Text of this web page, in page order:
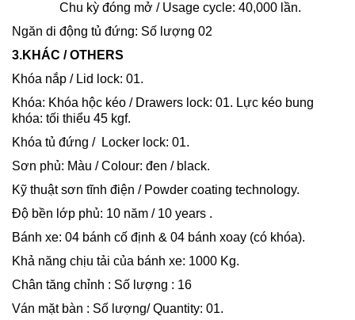
Chu kỳ đóng mở / Usage cycle: 40,000 lần.
Ngăn di động tủ đứng: Số lượng 02
3.KHÁC / OTHERS
Khóa nắp / Lid lock: 01.
Khóa: Khóa hộc kéo / Drawers lock: 01. Lực kéo bung
khóa: tối thiểu 45 kgf.
Khóa tủ đứng / Locker lock: 01.
Sơn phủ: Màu / Colour: đen / black.
Kỹ thuật sơn tĩnh điện / Powder coating technology.
Độ bền lớp phủ: 10 năm / 10 years .
Bánh xe: 04 bánh cố định & 04 bánh xoay (có khóa).
Khả năng chịu tải của bánh xe: 1000 Kg.
Chân tăng chỉnh : Số lượng : 16
Ván mặt bàn : Số lượng/ Quantity: 01.